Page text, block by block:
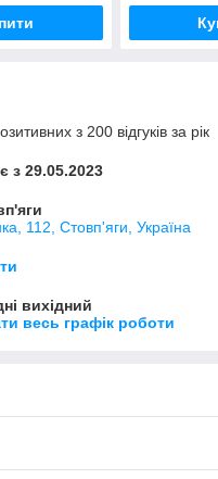
з 200 відгуків за рік
з 29.05.2023
112, Стовп'яги, Україна
вихідний
весь графік роботи